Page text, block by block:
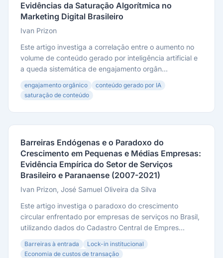
Evidências da Saturação Algorítmica no
Marketing Digital Brasileiro
Ivan Prizon
Este artigo investiga a correlação entre o aumento no
volume de conteúdo gerado por inteligência artificial e
a queda sistemática de engajamento orgân...
engajamento orgânico
conteúdo gerado por IA
saturação de conteúdo
Barreiras Endógenas e o Paradoxo do
Crescimento em Pequenas e Médias Empresas:
Evidência Empírica do Setor de Serviços
Brasileiro e Paranaense (2007-2021)
Ivan Prizon, José Samuel Oliveira da Silva
Este artigo investiga o paradoxo do crescimento
circular enfrentado por empresas de serviços no Brasil,
utilizando dados do Cadastro Central de Empres...
Barreiras à entrada
Lock-in institucional
Economia de custos de transação